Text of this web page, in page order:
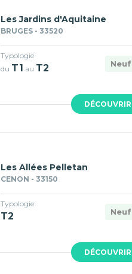
DÉCOUVRIR
Les Jardins d'Aquitaine
BRUGES - 33520
Neuf
Typologie
du T1 au T2
DÉCOUVRIR
Les Allées Pelletan
CENON - 33150
Neuf
Typologie
T2